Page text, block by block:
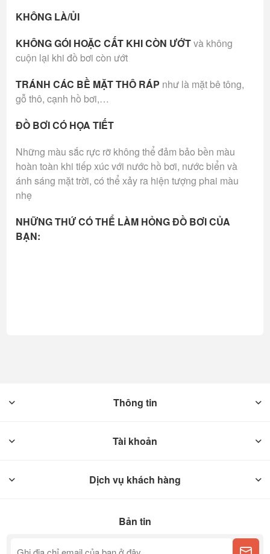
KHÔNG LÀ/ỦI
KHÔNG GÓI HOẶC CẤT KHI CÒN ƯỚTvà không
cuộn lại khi đồ bơi còn ướt
TRÁNH CÁC BỀ MẶT THÔ RÁP như là mặt bê tông,
gỗ thô, cạnh hồ bơi,…
ĐỒ BƠI CÓ HỌA TIẾT
Những màu sắc rực rỡ không thể đảm bảo bền màu
hoàn toàn khi tiếp xúc với nước hồ bơi, nước biển và
ánh sáng mặt trời, có thể xảy ra hiện tượng phai màu
nhẹ
NHỮNG THỨ CÓ THỂ LÀM HỎNG ĐỒ BƠI CỦA
BẠN:
Thông tin
Tài khoản
Dịch vụ khách hàng
Bản tin